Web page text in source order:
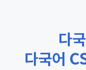
다
다국어